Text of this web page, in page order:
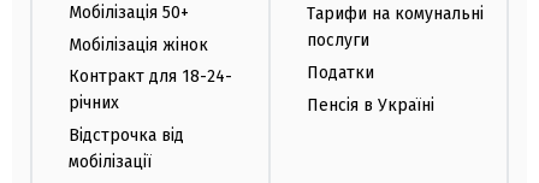
Мобілізація 50+
Мобілізація жінок
Контракт для 18-24-
річних
Відстрочка від
мобілізації
Тарифи на комунальні
послуги
Податки
Пенсія в Україні